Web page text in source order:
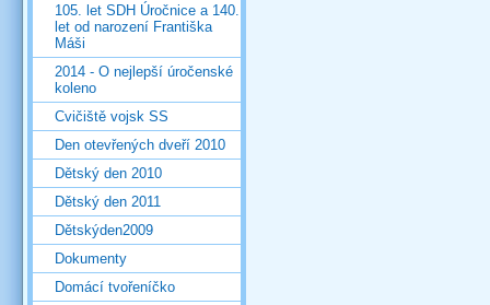
105. let SDH Úročnice a 140.
let od narození Františka
Máši
2014 - O nejlepší úročenské
koleno
Cvičiště vojsk SS
Den otevřených dveří 2010
Dětský den 2010
Dětský den 2011
Dětskýden2009
Dokumenty
Domácí tvořeníčko